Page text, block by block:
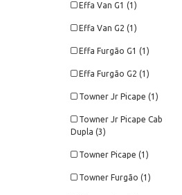
Effa Van G1 (1)
Effa Van G2 (1)
Effa Furgão G1 (1)
Effa Furgão G2 (1)
Towner Jr Picape (1)
Towner Jr Picape Cab
Dupla (3)
Towner Picape (1)
Towner Furgão (1)